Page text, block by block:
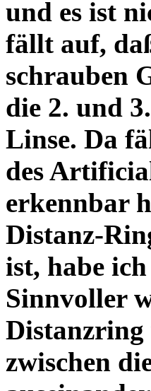
und es ist
fällt auf,
schrauben
die 2. und
Linse. Da
des
erkennbar
Distanz-
ist, habe
Sinnvoller
Distanzring
zwischen